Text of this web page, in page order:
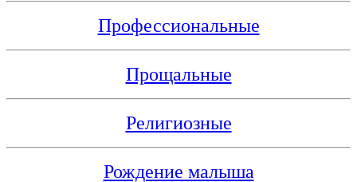
Профессиональные
Прощальные
Религиозные
Рождение малыша